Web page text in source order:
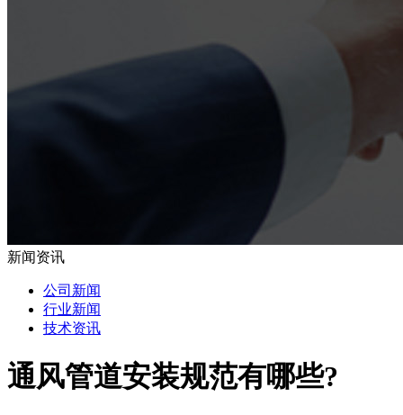
新闻资讯
公司新闻
行业新闻
技术资讯
通风管道安装规范有哪些?